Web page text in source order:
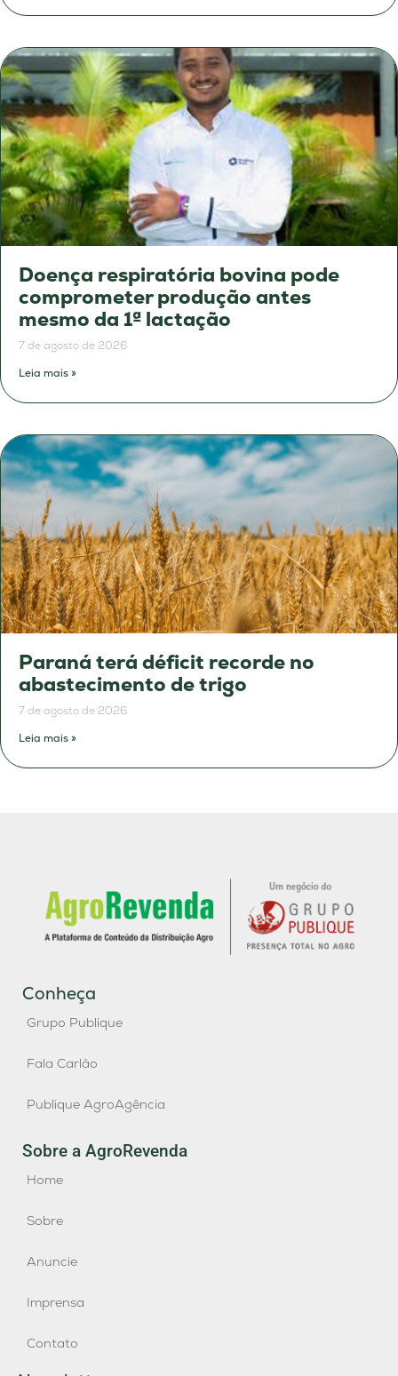
Doença respiratória bovina pode
comprometer produção antes
mesmo da 1ª lactação
7 de agosto de 2026
Leia mais »
Paraná terá déficit recorde no
abastecimento de trigo
7 de agosto de 2026
Leia mais »
Conheça
Grupo Publique
Fala Carlão
Publique AgroAgência
Sobre a AgroRevenda
Home
Sobre
Anuncie
Imprensa
Contato